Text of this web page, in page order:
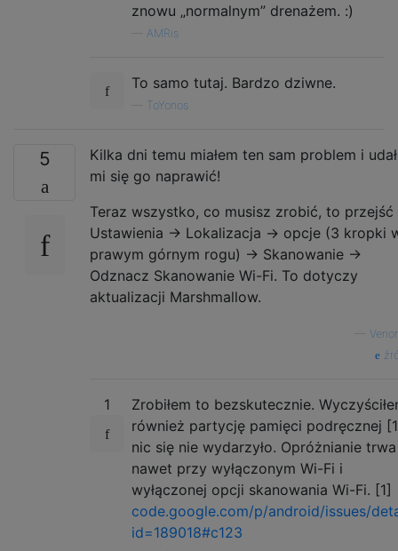
znowu „normalnym” drenażem. :)
AMRis
To samo tutaj. Bardzo dziwne.
ToYonos
5
Kilka dni temu miałem ten sam problem i
mi się go naprawić!
Teraz wszystko, co musisz zrobić, to przejść
Ustawienia → Lokalizacja → opcje (3 kropki
prawym górnym rogu) → Skanowanie →
Odznacz Skanowanie Wi-Fi. To dotyczy
aktualizacji Marshmallow.
1
Zrobiłem to bezskutecznie.
również partycję pamięci podręcznej
nic się nie wydarzyło. Opróżnianie trwa
nawet przy wyłączonym Wi-Fi i
wyłączonej opcji skanowania Wi-Fi. [1]
code.google.com/p/android/issues/
id=189018#c123